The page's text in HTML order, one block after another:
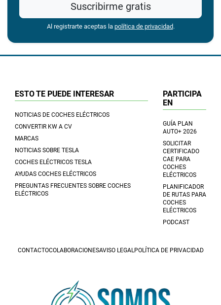
Suscribirme gratis
Al registrarte aceptas la política de privacidad.
ESTO TE PUEDE INTERESAR
NOTICIAS DE COCHES ELÉCTRICOS
CONVERTIR KW A CV
MARCAS
NOTICIAS SOBRE TESLA
COCHES ELÉCTRICOS TESLA
AYUDAS COCHES ELÉCTRICOS
PREGUNTAS FRECUENTES SOBRE COCHES
ELÉCTRICOS
PARTICIPA
EN
GUÍA PLAN
AUTO+ 2026
SOLICITAR
CERTIFICADO
CAE PARA
COCHES
ELÉCTRICOS
PLANIFICADOR
DE RUTAS PARA
COCHES
ELÉCTRICOS
PODCAST
CONTACTOCOLABORACIONESAVISO LEGALPOLÍTICA DE PRIVACIDAD